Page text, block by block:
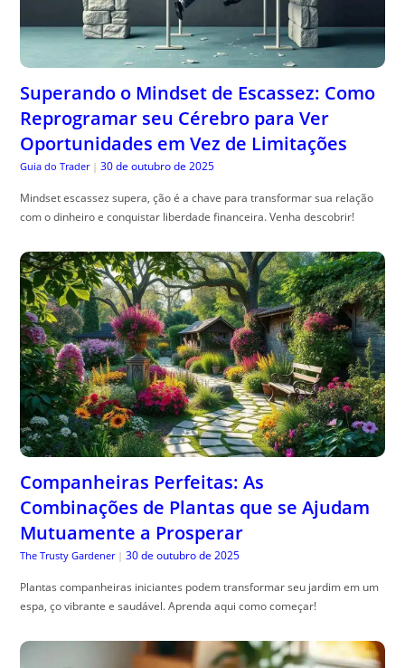
Superando o Mindset de Escassez: Como
Reprogramar seu Cérebro para Ver
Oportunidades em Vez de Limitações
Guia do Trader | 30 de outubro de 2025
Mindset escassez supera, ção é a chave para transformar sua relação
com o dinheiro e conquistar liberdade financeira. Venha descobrir!
Companheiras Perfeitas: As
Combinações de Plantas que se Ajudam
Mutuamente a Prosperar
The Trusty Gardener | 30 de outubro de 2025
Plantas companheiras iniciantes podem transformar seu jardim em um
espa, ço vibrante e saudável. Aprenda aqui como começar!